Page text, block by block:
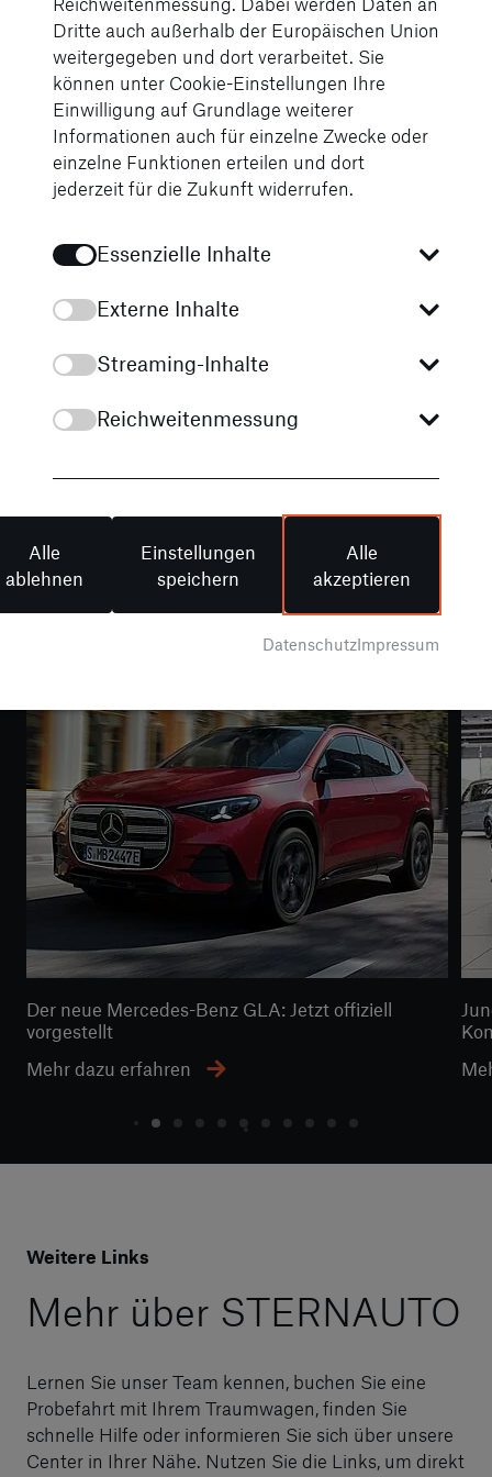
zukunftsfähigen Mobilität im Güterverkehr leisten.
Unsere News von STERNAUTO
Immer bestens
informiert
Alle News
Tauchen Sie ein in die Welt unserer neuesten
Geschichten aus unserem Unternehmen und lernen
Sie unsere engagierten Mitarbeiter kennen. Bleiben
exklusiven Angebote. Besuchen Sie uns regelmäßig
und verpassen Sie keine Neuigkeiten rund um Ihre
Lieblingsmarken und unsere Services!
Der neue Mercedes-Benz GLA: Jetzt offiziell
vorgestellt
Mehr dazu erfahren
Weitere Links
Mehr über STERNAUTO
Lernen Sie unser Team kennen, buchen Sie eine
Probefahrt mit Ihrem Traumwagen, finden Sie
schnelle Hilfe oder informieren Sie sich über unsere
Center in Ihrer Nähe. Nutzen Sie die Links, um direkt
Dritte auch außerhalb der Europäischen Union
weitergegeben und dort verarbeitet. Sie
können unter Cookie-Einstellungen Ihre
Einwilligung auf Grundlage weiterer
Informationen auch für einzelne Zwecke oder
einzelne Funktionen erteilen und dort
jederzeit für die Zukunft widerrufen.
Essenzielle Inhalte
Externe Inhalte
Streaming-Inhalte
Reichweitenmessung
Alle
ablehnen
Einstellungen
speichern
Alle
akzeptieren
DatenschutzImpressum